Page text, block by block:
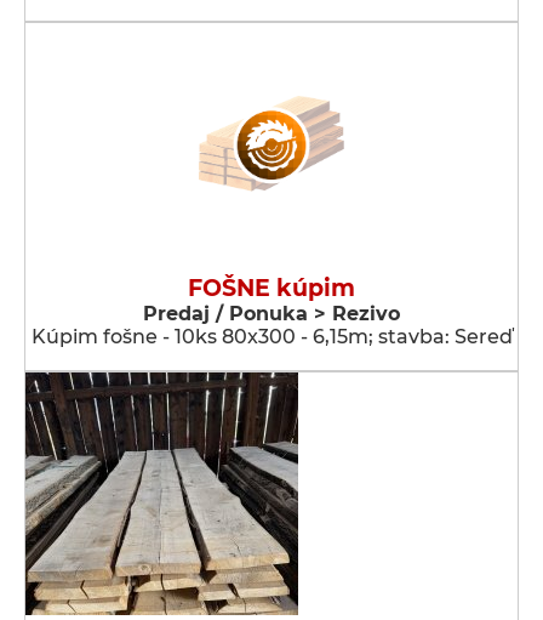
FOŠNE kúpim
Predaj / Ponuka > Rezivo
Kúpim fošne - 10ks 80x300 - 6,15m; stavba: Sereď